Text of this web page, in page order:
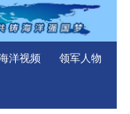
洋视频 领军人物